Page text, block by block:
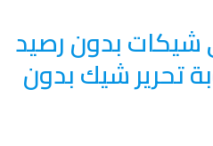
بدون رصيد
تحرير شيك بدون